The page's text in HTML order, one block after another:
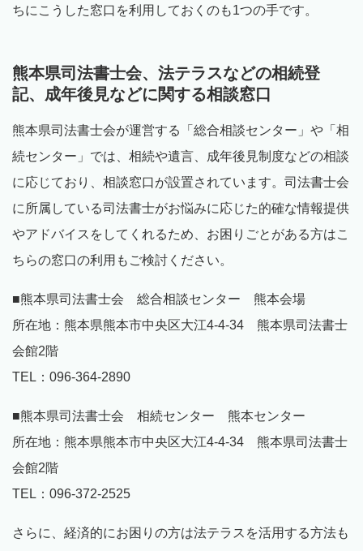
ちにこうした窓口を利用しておくのも1つの手です。
熊本県司法書士会、法テラスなどの相続登
記、成年後見などに関する相談窓口
熊本県司法書士会が運営する「総合相談センター」や「相
続センター」では、相続や遺言、成年後見制度などの相談
に応じており、相談窓口が設置されています。司法書士会
に所属している司法書士がお悩みに応じた的確な情報提供
やアドバイスをしてくれるため、お困りごとがある方はこ
ちらの窓口の利用もご検討ください。
■熊本県司法書士会 総合相談センター 熊本会場
所在地：熊本県熊本市中央区大江4-4-34 熊本県司法書士
会館2階
TEL：096-364-2890
■熊本県司法書士会 相続センター 熊本センター
所在地：熊本県熊本市中央区大江4-4-34 熊本県司法書士
会館2階
TEL：096-372-2525
さらに、経済的にお困りの方は法テラスを活用する方法も